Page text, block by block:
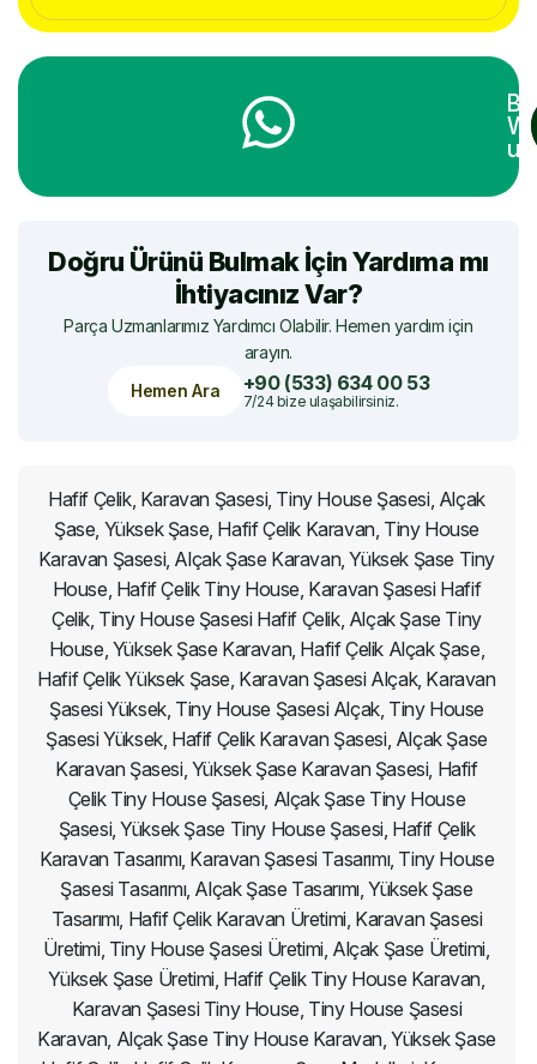
Doğru Ürünü Bulmak İçin Yardıma mı
İhtiyacınız Var?
Parça Uzmanlarımız Yardımcı Olabilir. Hemen yardım için
arayın.
Hemen Ara
+90 (533) 634 00 53
7/24 bize ulaşabilirsiniz.
Hafif Çelik, Karavan Şasesi, Tiny House Şasesi, Alçak
Şase, Yüksek Şase, Hafif Çelik Karavan, Tiny House
Karavan Şasesi, Alçak Şase Karavan, Yüksek Şase Tiny
House, Hafif Çelik Tiny House, Karavan Şasesi Hafif
Çelik, Tiny House Şasesi Hafif Çelik, Alçak Şase Tiny
House, Yüksek Şase Karavan, Hafif Çelik Alçak Şase,
Hafif Çelik Yüksek Şase, Karavan Şasesi Alçak, Karavan
Şasesi Yüksek, Tiny House Şasesi Alçak, Tiny House
Şasesi Yüksek, Hafif Çelik Karavan Şasesi, Alçak Şase
Karavan Şasesi, Yüksek Şase Karavan Şasesi, Hafif
Çelik Tiny House Şasesi, Alçak Şase Tiny House
Şasesi, Yüksek Şase Tiny House Şasesi, Hafif Çelik
Karavan Tasarımı, Karavan Şasesi Tasarımı, Tiny House
Şasesi Tasarımı, Alçak Şase Tasarımı, Yüksek Şase
Tasarımı, Hafif Çelik Karavan Üretimi, Karavan Şasesi
Üretimi, Tiny House Şasesi Üretimi, Alçak Şase Üretimi,
Yüksek Şase Üretimi, Hafif Çelik Tiny House Karavan,
Karavan Şasesi Tiny House, Tiny House Şasesi
Karavan, Alçak Şase Tiny House Karavan, Yüksek Şase